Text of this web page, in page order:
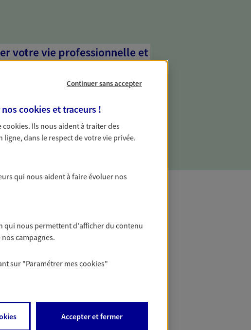
votre vie professionnelle et
à votre écoute pour vous proposer des
aussi les risques liés à votre vie privée. Un seul
pour tous vos besoins, ça change tout.
Continuer sans accepter
cookies et traceurs !
cookies. Ils nous aident à traiter des
dans le respect de votre vie privée.
qui nous aident à faire évoluer nos
qui nous permettent d'afficher du contenu
campagnes.
sur "Paramétrer mescookies"
Accepter et fermer